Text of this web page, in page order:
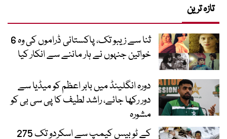
تازہ ترین
ثنا سے زیبو تک، پاکستانی ڈراموں کی وہ 6
خواتین جنہوں نے ہار ماننے سے انکار کیا
دورہ انگلینڈ میں بابر اعظم کو میڈیا سے
دور رکھا جائے، راشد لطیف کا پی سی بی کو
مشورہ
کے ٹو بیس کیمپ سے اسکردو تک 275